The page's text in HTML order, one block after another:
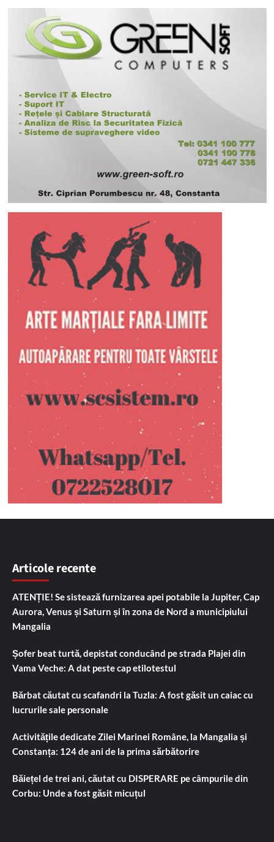
Articole recente
ATENȚIE! Se sistează furnizarea apei potabile la Jupiter, Cap
Aurora, Venus și Saturn și în zona de Nord a municipiului
Mangalia
Șofer beat turtă, depistat conducând pe strada Plajei din
Vama Veche: A dat peste cap etilotestul
Bărbat căutat cu scafandri la Tuzla: A fost găsit un caiac cu
lucrurile sale personale
Activitățile dedicate Zilei Marinei Române, la Mangalia și
Constanța: 124 de ani de la prima sărbătorire
Băiețel de trei ani, căutat cu DISPERARE pe câmpurile din
Corbu: Unde a fost găsit micuțul